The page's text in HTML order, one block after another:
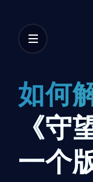
如何
《守
一个